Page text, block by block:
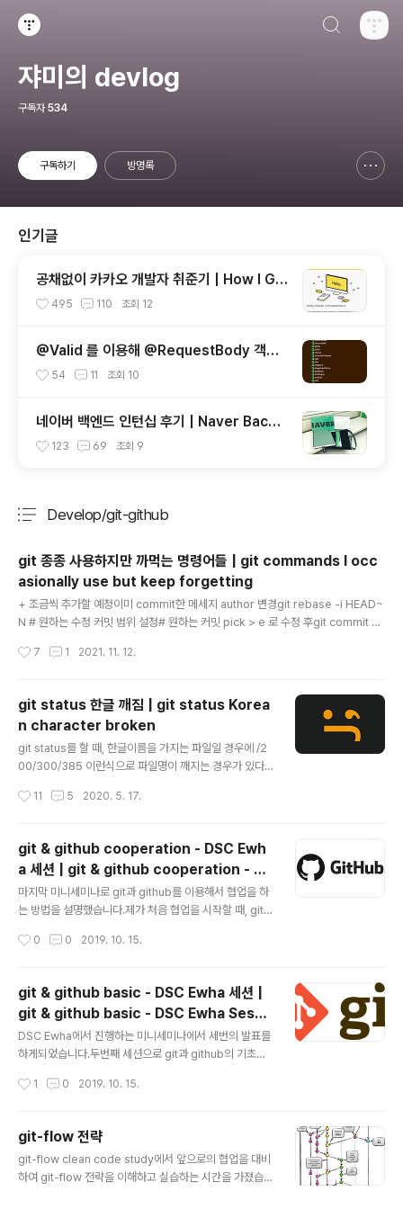
쟈미의 devlog
구독자 534
구독하기 방명록
인기글
공채없이 카카오 개발자 취준기 | How I Go
t a Developer Job at Kakao Without
495 110 조회 12
@Valid 를 이용해 @RequestBody 객체
검증하기 | Validating @RequestBody
54 11 조회 10
네이버 백엔드 인턴십 후기 | Naver Backe
nd Internship Review
123 69 조회 9
Develop/git-github
git 종종 사용하지만 까먹는 명령어들 | git commands I occ
asionally use but keep forgetting
+ 조금씩 추가할 예정이미 commit한 메세지 author 변경git rebase -i HEAD~
N # 원하는 수정 커밋 범위 설정# 원하는 커밋 pick > e 로 수정 후git commit --
ntinue # 다음 rebase 진행 branch upstream 변경local branch가 remote
5644 feature/TM-5644 tag 추가git tag tag-namegit push origin tag-n
ame git local 설정git config --local u..
7 1 2021. 11. 12.
git status 한글 깨짐 | git status Korea
n character broken
git status를 할 때, 한글이름을 가지는 파일일 경우에 /2
00/300/385 이런식으로 파일명이 깨지는 경우가 있다.
alse위 설정으로 바꾸면 올바르게 한글이름 파일을 git st
uote "unusual" characters in the pathname by e
nclosing the pathname in double-quotes and es
caping those characters with backslashes in the
same way C escapes c..
11 5 2020. 5. 17.
git & github cooperation - DSC Ewh
a 세션 | git & github cooperation - DS
C Ewha Session
마지막 미니세미나로 git과 github를 이용해서 협업을 하
는 방법을 설명했습니다.제가 처음 협업을 시작할 때, gith
방법을 소개 드렸습니다. Git cooperation from 민정
ed collaborating, I learned the concepts throug
h the method of using GitHub PRs, so that's the
approach I introduced. Git cooperation from 민
정 김
0 0 2019. 10. 15.
git & github basic - DSC Ewha 세션 |
git & github basic - DSC Ewha Sessi
on
DSC Ewha에서 진행하는 미니세미나에서 세번의 발표를
하게되었습니다.두번째 세션으로 git과 github의 기초개
sic from 민정 김 I gave three presentations at the
github, along with the most essential commands
:) Git basic from 민정 김
1 0 2019. 10. 15.
git-flow 전략
git-flow clean code study에서 앞으로의 협업을 대비
하여 git-flow 전략을 이해하고 실습하는 시간을 가졌습니